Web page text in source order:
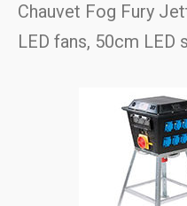
Chauvet Fog Fury
LED fans, 50cm LED